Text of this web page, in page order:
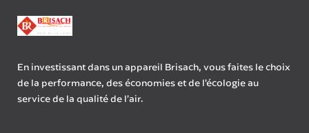
En investissant dans un appareil Brisach, vous faites le choix
de la performance, des économies et de l’écologie au
service de la qualité de l’air.